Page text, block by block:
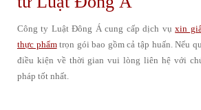
Công ty Luật Đông Á cung cấp dịch vụxin
thực phẩmtrọn gói bao gồm cả tập huấn. Nếu
điều kiện về thời gian vui lòng liên hệ với
pháp tốt nhất.